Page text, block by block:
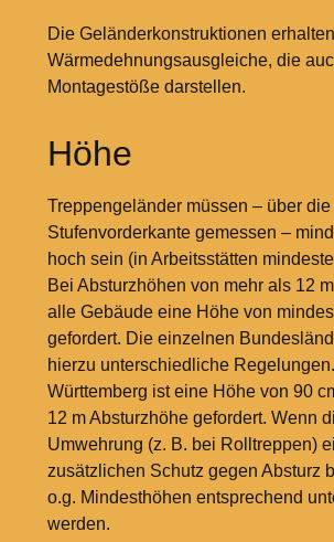
Die Geländerkonstruktionen
Wärmedehnungsausgleiche, die
Montagestöße darstellen.
Höhe
Treppengeländer müssen – über die
Stufenvorderkante gemessen –
hoch sein (in Arbeitsstätten
Bei Absturzhöhen von mehr als 12
alle Gebäude eine Höhe von
gefordert. Die einzelnen
hierzu unterschiedliche
Württemberg ist eine Höhe von 90
12 m Absturzhöhe gefordert. Wenn
Umwehrung (z. B. bei Rolltreppen)
zusätzlichen Schutz gegen Absturz
o.g. Mindesthöhen entsprechend
werden.